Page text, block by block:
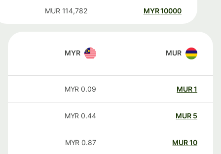
10000
MYR
114,782
MUR
MUR
MYR
MUR
0.09
MYR
MUR
0.44
MYR
MUR
0.87
MYR